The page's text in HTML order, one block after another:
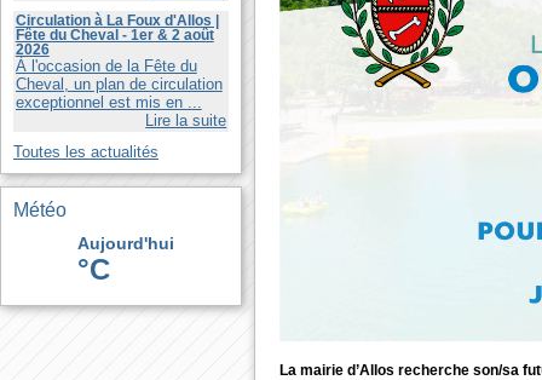
Circulation à La Foux d'Allos |
Fête du Cheval - 1er & 2 août
2026
À l'occasion de la Fête du
Cheval, un plan de circulation
exceptionnel est mis en ...
Lire la suite
Toutes les actualités
Météo
Aujourd'hui
°C
La mairie d’Allos recherche son/sa